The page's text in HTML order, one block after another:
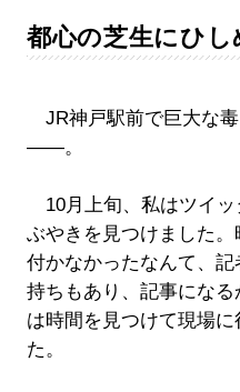
都心の芝生にひし
JR神戸駅前で巨大な
――。
10月上旬、私はツイッ
ぶやきを見つけました
付かなかったなんて、
持ちもあり、記事にな
は時間を見つけて現場
た。